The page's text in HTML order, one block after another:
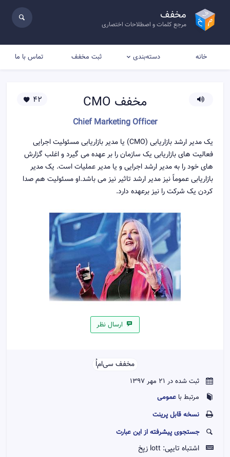
مخفف
مرجع کلمات و اصطلاحات اختصاری
خانه دسته‌بندی ثبت مخفف تماس با ما
مخفف CMO
Chief Marketing Officer
42
یک مدیر ارشد بازاریابی (CMO) یا مدیر بازاریابی مسئولیت اجرایی
فعالیت های بازاریابی یک سازمان را بر عهده می گیرد و اغلب گزارش
های خود را به مدیر ارشد اجرایی و یا مدیر عمليات است. یک مدیر
بازاریابی عموماً نیز مدیر ارشد تاثیر نیز می باشد.او مسئولیت هم صدا
کردن یک شرکت را نیز برعهده دارد.
ارسال نظر
مخفف سی‌ام‌اُ‌‌
ثبت شده در 21 مهر 1397
مرتبط باعمومی
نسخه قابل پرينت
جستجوی پیشرفته از این عبارت
اشتباه تایپی: lott زپخ